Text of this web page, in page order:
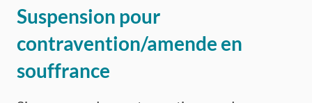
Suspension pour
contravention/amende en
souffrance